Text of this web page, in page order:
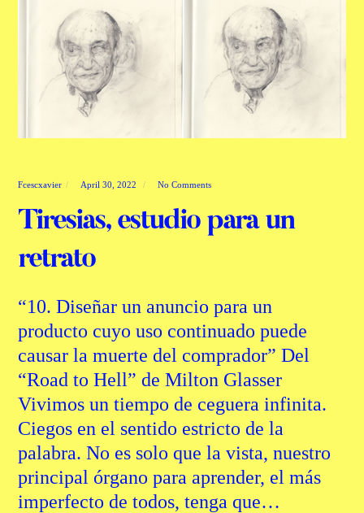
Fcescxavier April 30, 2022 No Comments
Tiresias, estudio para un
retrato
“10. Diseñar un anuncio para un
producto cuyo uso continuado puede
causar la muerte del comprador” Del
“Road to Hell” de Milton Glasser
Vivimos un tiempo de ceguera infinita.
Ciegos en el sentido estricto de la
palabra. No es solo que la vista, nuestro
principal órgano para aprender, el más
imperfecto de todos, tenga que…